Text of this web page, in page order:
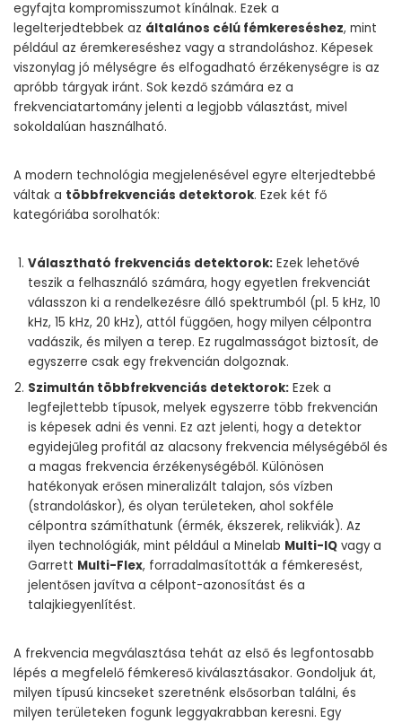
egyfajta kompromisszumot kínálnak. Ezek a
legelterjedtebbek az általános célú fémkereséshez, mint
például az éremkereséshez vagy a strandoláshoz. Képesek
viszonylag jó mélységre és elfogadható érzékenységre is az
apróbb tárgyak iránt. Sok kezdő számára ez a
frekvenciatartomány jelenti a legjobb választást, mivel
sokoldalúan használható.
A modern technológia megjelenésével egyre elterjedtebbé
váltak a többfrekvenciás detektorok. Ezek két fő
kategóriába sorolhatók:
Választható frekvenciás detektorok: Ezek lehetővé
teszik a felhasználó számára, hogy egyetlen frekvenciát
válasszon ki a rendelkezésre álló spektrumból (pl. 5 kHz, 10
kHz, 15 kHz, 20 kHz), attól függően, hogy milyen célpontra
vadászik, és milyen a terep. Ez rugalmasságot biztosít, de
egyszerre csak egy frekvencián dolgoznak.
Szimultán többfrekvenciás detektorok: Ezek a
legfejlettebb típusok, melyek egyszerre több frekvencián
is képesek adni és venni. Ez azt jelenti, hogy a detektor
egyidejűleg profitál az alacsony frekvencia mélységéből és
a magas frekvencia érzékenységéből. Különösen
hatékonyak erősen mineralizált talajon, sós vízben
(strandoláskor), és olyan területeken, ahol sokféle
célpontra számíthatunk (érmék, ékszerek, relikviák). Az
ilyen technológiák, mint például a Minelab Multi-IQ vagy a
Garrett Multi-Flex, forradalmasították a fémkeresést,
jelentősen javítva a célpont-azonosítást és a
talajkiegyenlítést.
A frekvencia megválasztása tehát az első és legfontosabb
lépés a megfelelő fémkereső kiválasztásakor. Gondoljuk át,
milyen típusú kincseket szeretnénk elsősorban találni, és
milyen területeken fogunk leggyakrabban keresni. Egy